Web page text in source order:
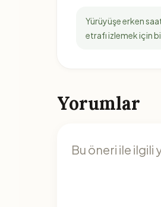
Yürüyüşe erken
etrafı izlemek için
Yorumlar